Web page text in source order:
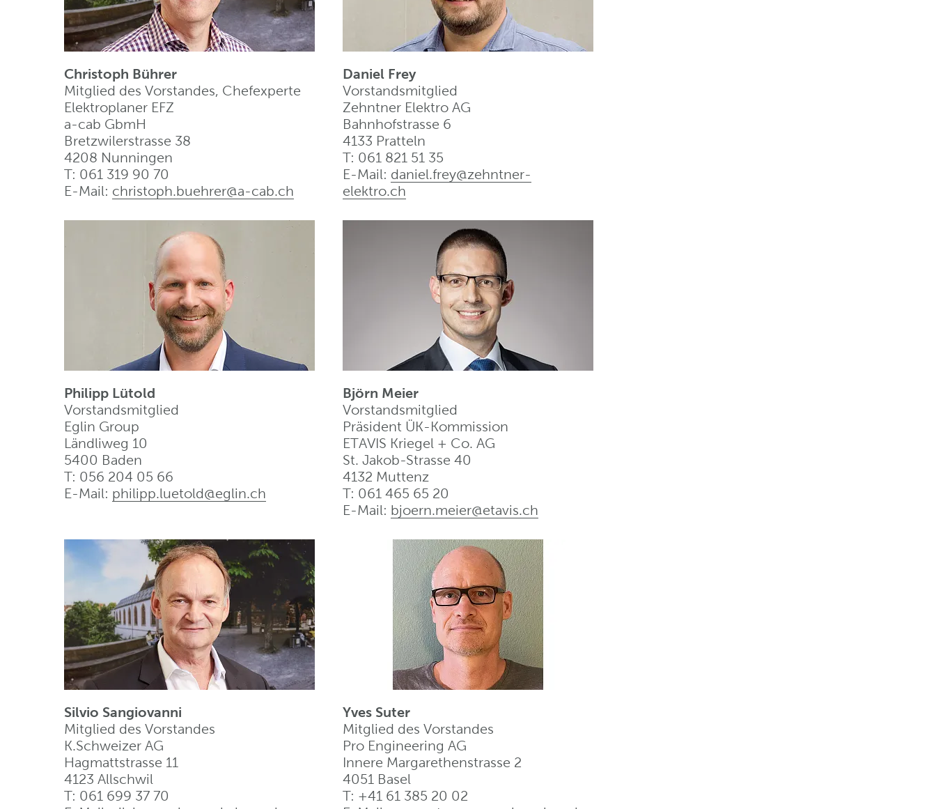
Christoph Bührer
Mitglied des Vorstandes, Chefexperte
Elektroplaner EFZ
a-cab GbmH
Bretzwilerstrasse 38
4208 Nunningen
T: 061 319 90 70
E-Mail: christoph.buehrer@a-cab.ch
Daniel Frey
Vorstandsmitglied
Zehntner Elektro AG
Bahnhofstrasse 6
4133 Pratteln
T: 061 821 51 35
E-Mail: daniel.frey@zehntner-
elektro.ch
Philipp Lütold
Vorstandsmitglied
Eglin Group
Ländliweg 10
5400 Baden
T: 056 204 05 66
E-Mail: philipp.luetold@eglin.ch
Björn Meier
Vorstandsmitglied
Präsident ÜK-Kommission
ETAVIS Kriegel + Co. AG
St. Jakob-Strasse 40
4132 Muttenz
T: 061 465 65 20
E-Mail: bjoern.meier@etavis.ch
Silvio Sangiovanni
Mitglied des Vorstandes
K.Schweizer AG
Hagmattstrasse 11
4123 Allschwil
T: 061 699 37 70
Yves Suter
Mitglied des Vorstandes
Pro Engineering AG
Innere Margarethenstrasse 2
4051 Basel
T: +41 61 385 20 02